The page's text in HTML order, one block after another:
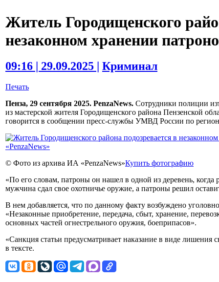
Житель Городищенского
незаконном хранении
09:16 | 29.09.2025 | Криминал
Печать
Пенза, 29 сентября 2025. PenzaNews. Сотрудники полиции
из мастерской жителя Городищенского района Пензенской
говорится в сообщении пресс-службы УМВД России по
© Фото из архива ИА «PenzaNews»Купить фотографию
«По его словам, патроны он нашел в одной из деревень, когда
мужчина сдал свое охотничье оружие, а патроны решил
В нем добавляется, что по данному факту возбуждено
«Незаконные приобретение, передача, сбыт, хранение,
основных частей огнестрельного оружия, боеприпасов».
«Санкция статьи предусматривает наказание в виде лишения
в тексте.